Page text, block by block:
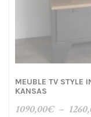
MEUBLE TV STYLE
KANSAS
1090,00€ –